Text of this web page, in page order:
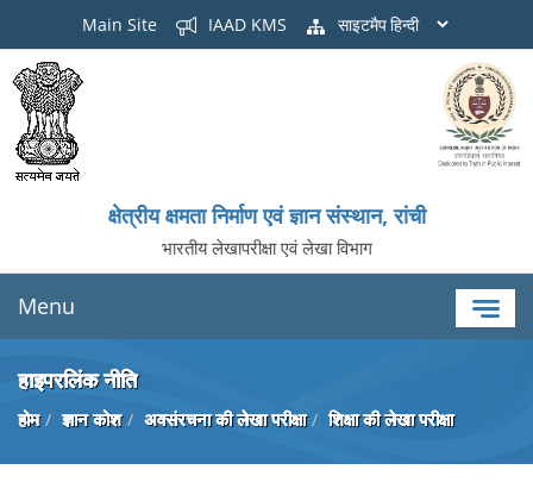
Main Site IAAD KMS साइटमैप
क्षेत्रीय क्षमता निर्माण एवं ज्ञान संस्थान, रांची
भारतीय लेखापरीक्षा एवं लेखा विभाग
Menu
हाइपरलिंक नीति
होम ज्ञान कोश अवसंरचना की लेखा परीक्षा शिक्षा की लेखा परीक्षा